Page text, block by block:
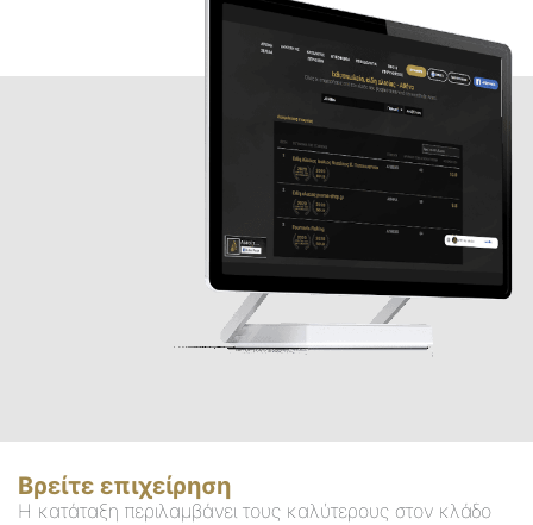
Βρείτε επιχείρηση
Η κατάταξη περιλαμβάνει τους καλύτερους στον κλάδο